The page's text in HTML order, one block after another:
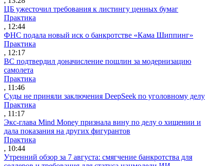
ЦБ ужесточил требования к листингу ценных бумаг
Практика
, 12:44
ФНС подала новый иск о банкротстве «Кама Шиппинг»
Практика
, 12:17
ВС подтвердил доначисление пошлин за модернизацию
самолета
Практика
, 11:46
Суды не приняли заключения DeepSeek по уголовному делу
Практика
, 11:17
Экс-глава Mind Money признала вину по делу о хищении и
дала показания на других фигурантов
Практика
, 10:44
Утренний обзор за 7 августа: смягчение банкротства для